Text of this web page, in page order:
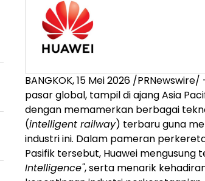
BANGKOK, 15 Mei 2026 /
pasar global, tampil di ajang Asia
dengan memamerkan berbagai
(intelligent railway) terbaru guna
industri ini. Dalam pameran
Pasifik tersebut, Huawei mengusung
Intelligence", serta menarik